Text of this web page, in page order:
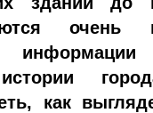
очень
истории
как